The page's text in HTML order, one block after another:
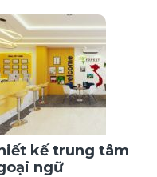
kế trung tâm
ngữ